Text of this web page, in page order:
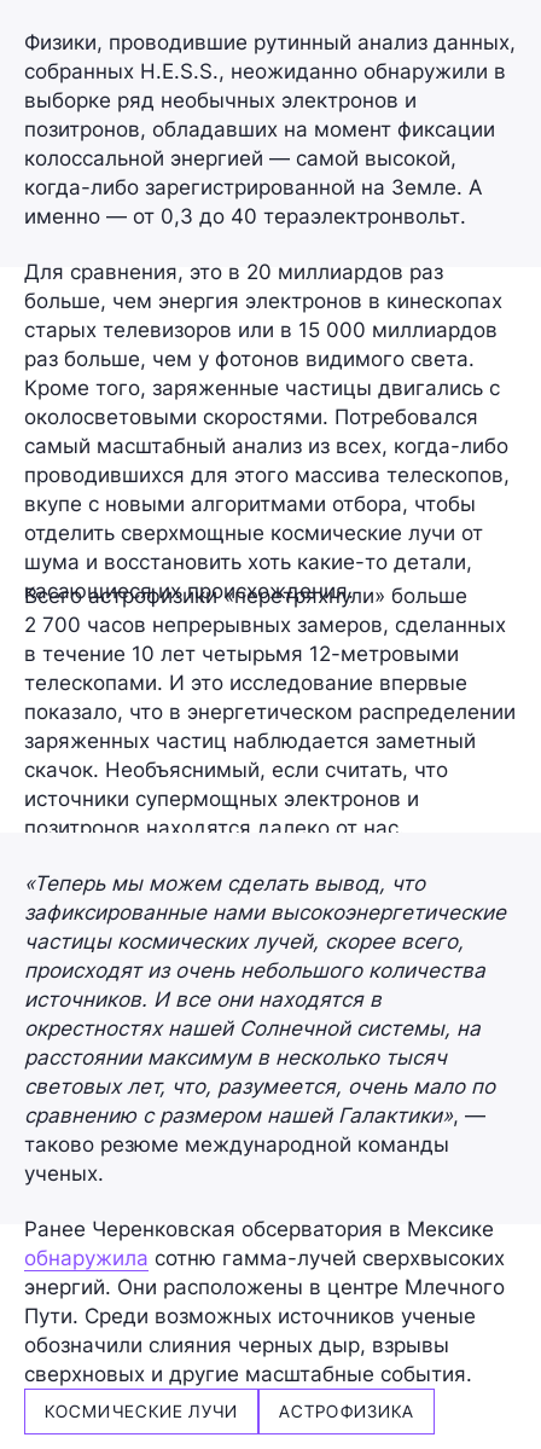
Физики, проводившие рутинный анализ данных,
собранных H.E.S.S., неожиданно обнаружили в
выборке ряд необычных электронов и
позитронов, обладавших на момент фиксации
колоссальной энергией — самой высокой,
когда-либо зарегистрированной на Земле. А
именно — от 0,3 до 40 тераэлектронвольт.
Для сравнения, это в 20 миллиардов раз
больше, чем энергия электронов в кинескопах
старых телевизоров или в 15 000 миллиардов
раз больше, чем у фотонов видимого света.
Кроме того, заряженные частицы двигались с
околосветовыми скоростями. Потребовался
самый масштабный анализ из всех, когда-либо
проводившихся для этого массива телескопов,
вкупе с новыми алгоритмами отбора, чтобы
отделить сверхмощные космические лучи от
шума и восстановить хоть какие-то детали,
касающиеся их происхождения.
Всего астрофизики «перетряхнули» больше
2 700 часов непрерывных замеров, сделанных
в течение 10 лет четырьмя 12-метровыми
телескопами. И это исследование впервые
показало, что в энергетическом распределении
заряженных частиц наблюдается заметный
скачок. Необъяснимый, если считать, что
источники супермощных электронов и
позитронов находятся далеко от нас.
«Теперь мы можем сделать вывод, что
зафиксированные нами высокоэнергетические
частицы космических лучей, скорее всего,
происходят из очень небольшого количества
источников. И все они находятся в
окрестностях нашей Солнечной системы, на
расстоянии максимум в несколько тысяч
световых лет, что, разумеется, очень мало по
сравнению с размером нашей Галактики», —
таково резюме международной команды
ученых.
Ранее Черенковская обсерватория в Мексике
обнаружила сотню гамма-лучей сверхвысоких
энергий. Они расположены в центре Млечного
Пути. Среди возможных источников ученые
обозначили слияния черных дыр, взрывы
сверхновых и другие масштабные события.
КОСМИЧЕСКИЕ ЛУЧИ АСТРОФИЗИКА